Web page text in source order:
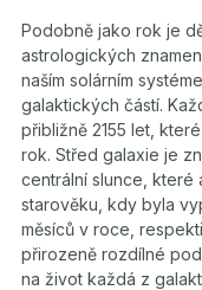
Podobně jako rok je
astrologických
naším solárním
galaktických částí.
přibližně 2155 let,
rok. Střed galaxie je
centrální slunce, které
starověku, kdy byla
měsíců v roce,
přirozeně rozdílné
na život každá z